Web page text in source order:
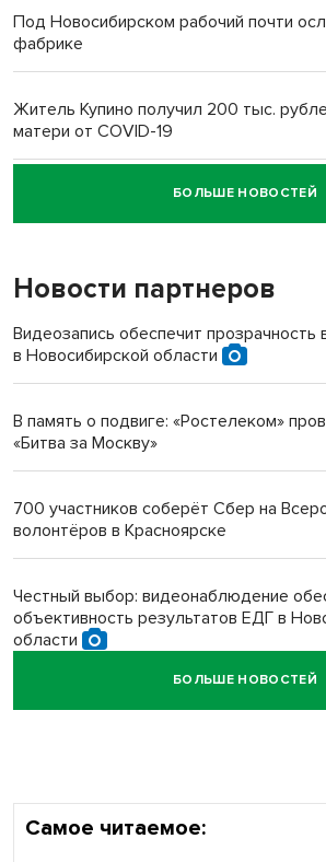
Под Новосибирском рабочий почти
фабрике
Житель Купино получил 200 тыс.
матери от COVID-19
Новосибирский суд наказал водителя
пенсионерки на вокзале
«Мы живём на пастбище!»: в
терроризируют жителей
Инвалид получил условный срок за
Новосибирский преподаватель с
Обновлённое отделение ВТБ
БОЛЬШЕ НОВОСТЕЙ
Новости партнеров
Видеозапись обеспечит прозрачность
в Новосибирской области
В память о подвиге: «Ростелеком»
«Битва за Москву»
700 участников соберёт Сбер на
волонтёров в Красноярске
Честный выбор: видеонаблюдение
объективность результатов ЕДГ в
области
Кибертанки пошли в бой:
БОЛЬШЕ НОВОСТЕЙ
Самое читаемое: